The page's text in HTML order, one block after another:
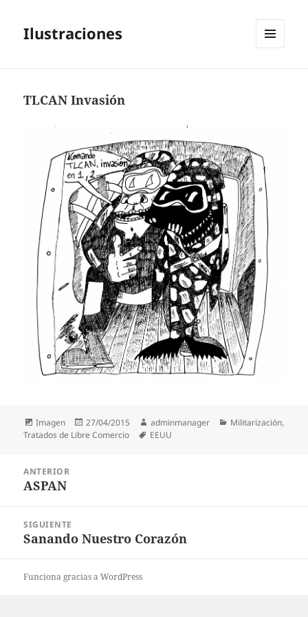
Ilustraciones
TLCAN Invasión
Formato
Imagen
Publicado
el
27/04/2015 Autor
adminmanager Categorías
Militarización,
Tratados de Libre Comercio
Etiquetas
EEUU
entradas
ANTERIOR
Entrada
ASPAN
SIGUIENTE
Entrada
Sanando Nuestro Corazón
Funciona gracias a WordPress